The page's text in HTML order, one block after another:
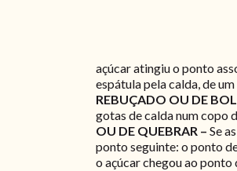
açúcar atingiu o ponto
espátula pela calda, de
REBUÇADO OU DE
gotas de calda num copo
OU DE QUEBRAR – Se
ponto seguinte: o ponto
o açúcar chegou ao